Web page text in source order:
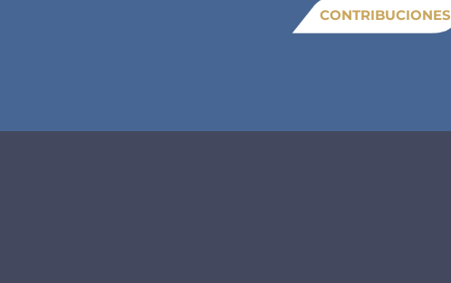
CONTRIBUCIONES